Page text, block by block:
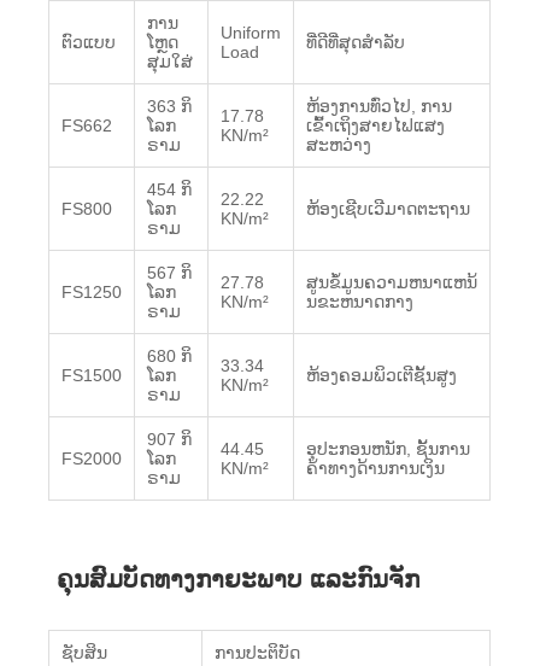
ຕົວແບບ
ການ
ໂຫຼດ
ສຸມໃສ່
Uniform
Load
ທີ່ດີທີ່ສຸດສໍາລັບ
FS662
363 ກິ​
ໂລກ​
ຣາມ
17.78
KN/m²
ຫ້ອງການທົ່ວໄປ, ການ
ເຂົ້າເຖິງສາຍໄຟແສງ
ສະຫວ່າງ
FS800
454 ກິ​
ໂລກ​
ຣາມ
22.22
KN/m²
ຫ້ອງເຊີບເວີມາດຕະຖານ
FS1250
567 ກິ​
ໂລກ​
ຣາມ
27.78
KN/m²
ສູນຂໍ້ມູນຄວາມຫນາແຫນ້
ນຂະຫນາດກາງ
FS1500
680 ກິ​
ໂລກ​
ຣາມ
33.34
KN/m²
ຫ້ອງຄອມພິວເຕີຊັ້ນສູງ
FS2000
907 ກິ​
ໂລກ​
ຣາມ
44.45
KN/m²
ອຸປະກອນຫນັກ, ຊັ້ນການ
ຄ້າທາງດ້ານການເງິນ
ຄຸນສົມບັດທາງກາຍະພາບ ແລະກົນຈັກ
ຊັບສິນ ການປະຕິບັດ